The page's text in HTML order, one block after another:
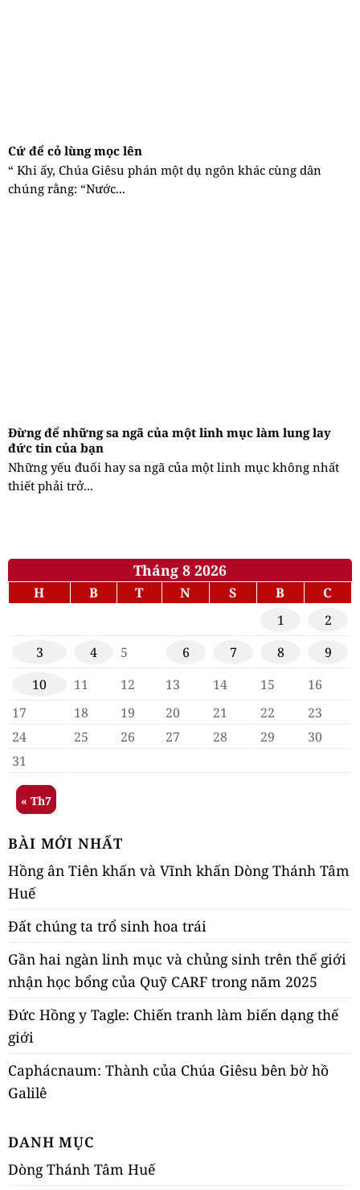
Cứ để cỏ lùng mọc lên
“ Khi ấy, Chúa Giêsu phán một dụ ngôn khác cùng dân
chúng rằng: “Nước...
Đừng để những sa ngã của một linh mục làm lung lay
đức tin của bạn
Những yếu đuối hay sa ngã của một linh mục không nhất
thiết phải trở...
Tháng 8 2026
H B T N S B
C
1
2
3
4 5 6 7 8
9
10
11 12 13 14 15
16
17
18 19 20 21 22
23
24
25 26 27 28 29
30
31
« Th7
BÀI MỚI NHẤT
Hồng ân Tiên khấn và Vĩnh khấn Dòng Thánh Tâm
Huế
Đất chúng ta trổ sinh hoa trái
Gần hai ngàn linh mục và chủng sinh trên thế giới
nhận học bổng của Quỹ CARF trong năm 2025
Đức Hồng y Tagle: Chiến tranh làm biến dạng thế
giới
Caphácnaum: Thành của Chúa Giêsu bên bờ hồ
Galilê
DANH MỤC
Dòng Thánh Tâm Huế